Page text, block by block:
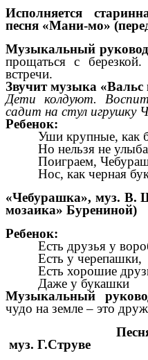
Исполняется
песня «Мани-мо»
Музыкальный
прощаться с
встречи.
Звучит музыка «Вальс
Дети колдуют.
садит на стул игрушку
Ребенок:
Уши крупные, как
Но нельзя не
Поиграем,
Нос, как черная
«Чебурашка», муз. В.
мозаика» Бурениной)
Ребенок:
Есть друзья у
Есть у черепашки,
Есть хорошие
Даже у букашки
Музыкальный
чудо на земле – это
Песня «С
муз. Г.Струве